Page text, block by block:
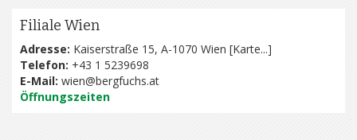
Filiale Wien
Adresse: Kaiserstraße 15, A-1070 Wien [Karte...]
Telefon: +43 1 5239698
E-Mail: wien@bergfuchs.at
Öffnungszeiten